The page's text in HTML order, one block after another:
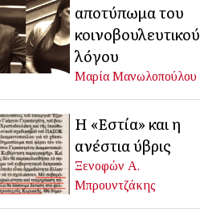
αποτύπωμα του
κοινοβουλευτικού
λόγου
Μαρία Μανωλοπούλου
Η «Εστία» και η
ανέστια ύβρις
Ξενοφών Α.
Μπρουντζάκης